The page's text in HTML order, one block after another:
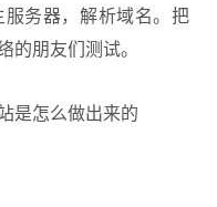
务器，解析域名。把
的朋友们测试。